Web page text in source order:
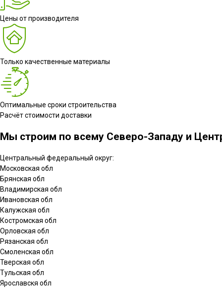
Цены от производителя
Только качественные материалы
Оптимальные сроки строительства
Расчёт стоимости доставки
Мы строим по всему Северо-Западу и
Центральный федеральный округ:
Московская обл
Брянская обл
Владимирская обл
Ивановская обл
Калужская обл
Костромская обл
Орловская обл
Рязанская обл
Смоленская обл
Тверская обл
Тульская обл
Ярославскя обл